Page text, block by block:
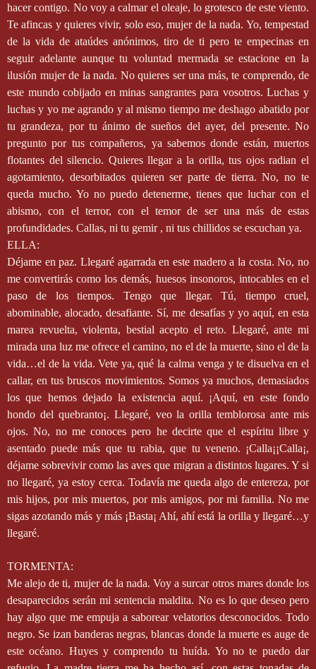
hacer contigo. No voy a calmar el oleaje, lo grotesco de este viento.
Te afincas y quieres vivir, solo eso, mujer de la nada. Yo, tempestad
de la vida de ataúdes anónimos, tiro de ti pero te empecinas en
seguir adelante aunque tu voluntad mermada se estacione en la
ilusión mujer de la nada. No quieres ser una más, te comprendo, de
este mundo cobijado en minas sangrantes para vosotros. Luchas y
luchas y yo me agrando y al mismo tiempo me deshago abatido por
tu grandeza, por tu ánimo de sueños del ayer, del presente. No
pregunto por tus compañeros, ya sabemos donde están, muertos
flotantes del silencio. Quieres llegar a la orilla, tus ojos radian el
agotamiento, desorbitados quieren ser parte de tierra. No, no te
queda mucho. Yo no puedo detenerme, tienes que luchar con el
abismo, con el terror, con el temor de ser una más de estas
profundidades. Callas, ni tu gemir , ni tus chillidos se escuchan ya.
ELLA:
Déjame en paz. Llegaré agarrada en este madero a la costa. No, no
me convertirás como los demás, huesos insonoros, intocables en el
paso de los tiempos. Tengo que llegar. Tú, tiempo cruel,
abominable, alocado, desafiante. Sí, me desafías y yo aquí, en esta
marea revuelta, violenta, bestial acepto el reto. Llegaré, ante mi
mirada una luz me ofrece el camino, no el de la muerte, sino el de la
vida…el de la vida. Vete ya, qué la calma venga y te disuelva en el
callar, en tus bruscos movimientos. Somos ya muchos, demasiados
los que hemos dejado la existencia aquí. ¡Aquí, en este fondo
hondo del quebranto¡. Llegaré, veo la orilla temblorosa ante mis
ojos. No, no me conoces pero he decirte que el espíritu libre y
asentado puede más que tu rabia, que tu veneno. ¡Calla¡¡Calla¡,
déjame sobrevivir como las aves que migran a distintos lugares. Y si
no llegaré, ya estoy cerca. Todavía me queda algo de entereza, por
mis hijos, por mis muertos, por mis amigos, por mi familia. No me
sigas azotando más y más ¡Basta¡ Ahí, ahí está la orilla y llegaré…y
llegaré.
TORMENTA:
Me alejo de ti, mujer de la nada. Voy a surcar otros mares donde los
desaparecidos serán mi sentencia maldita. No es lo que deseo pero
hay algo que me empuja a saborear velatorios desconocidos. Todo
negro. Se izan banderas negras, blancas donde la muerte es auge de
este océano. Huyes y comprendo tu huída. Yo no te puedo dar